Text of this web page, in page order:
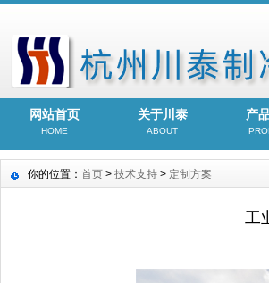
网站首页
HOME
关于川泰
ABOUT
产
你的位置： 首页 > 技术支持 > 定制方案
工